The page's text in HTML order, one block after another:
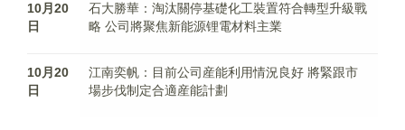
10月20
日
石大勝華：淘汰關停基礎化工裝置符合轉型升級戰
略 公司將聚焦新能源锂電材料主業
10月20
日
江南奕帆：目前公司産能利用情況良好 將緊跟市
場步伐制定合適産能計劃